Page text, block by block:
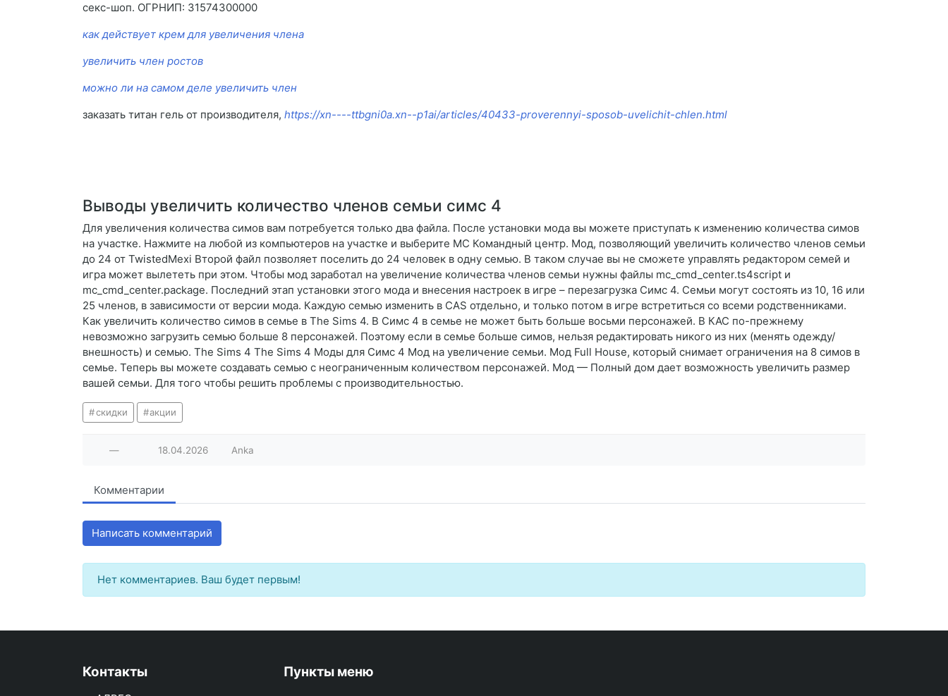
секс-шоп. ОГРНИП: 31574300000
как действует крем для увеличения члена
увеличить член ростов
можно ли на самом деле увеличить член
заказать титан гель от производителя, https://xn----ttbgni0a.xn--p1ai/articles/40433-proverennyi-sposob-uvelichit-chlen.html
Выводы увеличить количество членов семьи симс 4
Для увеличения количества симов вам потребуется только два файла. После установки мода вы можете приступать к изменению количества симов
на участке. Нажмите на любой из компьютеров на участке и выберите MC Командный центр. Мод, позволяющий увеличить количество членов семьи
до 24 от TwistedMexi Второй файл позволяет поселить до 24 человек в одну семью. В таком случае вы не сможете управлять редактором семей и
игра может вылететь при этом. Чтобы мод заработал на увеличение количества членов семьи нужны файлы mc_cmd_center.ts4script и
mc_cmd_center.package. Последний этап установки этого мода и внесения настроек в игре – перезагрузка Симс 4. Семьи могут состоять из 10, 16 или
25 членов, в зависимости от версии мода. Каждую семью изменить в CAS отдельно, и только потом в игре встретиться со всеми родственниками.
Как увеличить количество симов в семье в The Sims 4. В Симс 4 в семье не может быть больше восьми персонажей. В КАС по-прежнему
невозможно загрузить семью больше 8 персонажей. Поэтому если в семье больше симов, нельзя редактировать никого из них (менять одежду/
внешность) и семью. The Sims 4 The Sims 4 Моды для Симс 4 Мод на увеличение семьи. Мод Full House, который снимает ограничения на 8 симов в
семье. Теперь вы можете создавать семью с неограниченным количеством персонажей. Мод — Полный дом дает возможность увеличить размер
вашей семьи. Для того чтобы решить проблемы с производительностью.
скидки акции
— 18.04.2026 Anka
Комментарии
Написать комментарий
Нет комментариев. Ваш будет первым!
Контакты Пункты меню